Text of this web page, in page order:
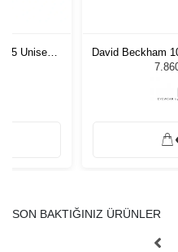
55 Unisex
David Beckham
SON BAKTIĞINIZ ÜRÜNLER